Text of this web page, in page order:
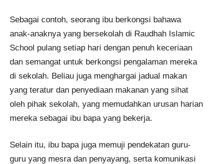
Sebagai contoh, seorang ibu berkongsi bahawa
anak-anaknya yang bersekolah di Raudhah Islamic
School pulang setiap hari dengan penuh keceriaan
dan semangat untuk berkongsi pengalaman mereka
di sekolah. Beliau juga menghargai jadual makan
yang teratur dan penyediaan makanan yang sihat
oleh pihak sekolah, yang memudahkan urusan harian
mereka sebagai ibu bapa yang bekerja.
Selain itu, ibu bapa juga memuji pendekatan guru-
guru yang mesra dan penyayang, serta komunikasi